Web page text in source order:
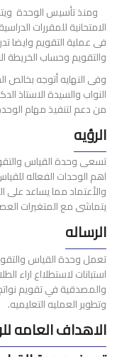
ومنذ تأسيس الوحدة ويتم
الامتحانية للمقررات
فى عملية التقويم وايضا
والتقويم وحساب الخريطة
وفى النهايه أتوجه بخالص
النواب والسيدة الاستاذ
من دعم لتنفيذ مهام
الرؤيه
تسعى وحدة القياس
اهم الوحدات الفعاله
والأعتماد مما يساعد على
يتماشى مع المتغيرات
الرساله
تعمل وحدة القياس
استبانات لاستطلااع اراء
والمصدقية في تقويم
وتطوير العمليه التعليميه.
الاهداف العامه